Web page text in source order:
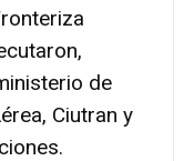
de
Ciutran y